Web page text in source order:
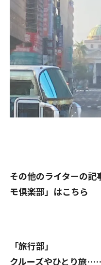
その他のライターの
モ倶楽部」はこちら
「旅行部」
クルーズやひとり旅